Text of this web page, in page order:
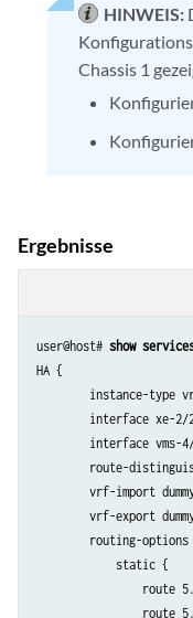
HINWEIS:
Chassis 1
Ergebnisse
user@host# show
HA {
instance-type
interface xe-2/
interface vms-
route-
vrf-import
vrf-export
routing-options
            static {
route
route